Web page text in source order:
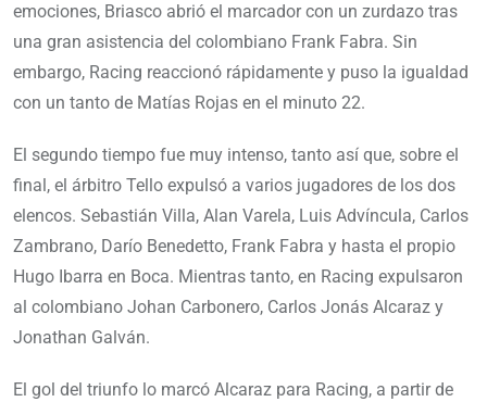
emociones, Briasco abrió el marcador con un zurdazo tras
una gran asistencia del colombiano Frank Fabra. Sin
embargo, Racing reaccionó rápidamente y puso la igualdad
con un tanto de Matías Rojas en el minuto 22.
El segundo tiempo fue muy intenso, tanto así que, sobre el
final, el árbitro Tello expulsó a varios jugadores de los dos
elencos. Sebastián Villa, Alan Varela, Luis Advíncula, Carlos
Zambrano, Darío Benedetto, Frank Fabra y hasta el propio
Hugo Ibarra en Boca. Mientras tanto, en Racing expulsaron
al colombiano Johan Carbonero, Carlos Jonás Alcaraz y
Jonathan Galván.
El gol del triunfo lo marcó Alcaraz para Racing, a partir de